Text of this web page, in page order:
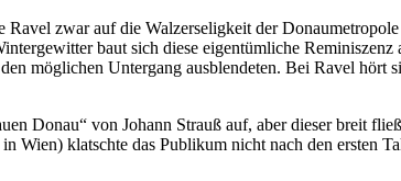
zwar auf die Walzerseligkeit der
baut sich diese eigentümliche
möglichen Untergang ausblendeten. Bei Ravel hört
Donau“ von Johann Strauß auf, aber dieser breit
Wien) klatschte das Publikum nicht nach den ersten